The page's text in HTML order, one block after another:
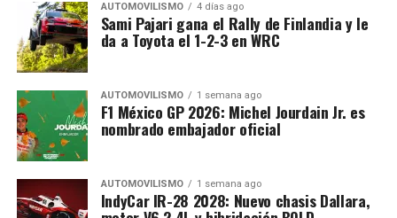
AUTOMOVILISMO 4 días ago
Sami Pajari gana el Rally de Finlandia y le
da a Toyota el 1-2-3 en WRC
AUTOMOVILISMO 1 semana ago
F1 México GP 2026: Michel Jourdain Jr. es
nombrado embajador oficial
AUTOMOVILISMO 1 semana ago
IndyCar IR-28 2028: Nuevo chasis Dallara,